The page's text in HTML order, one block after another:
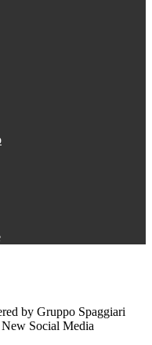
by Gruppo Spaggiari
Social Media